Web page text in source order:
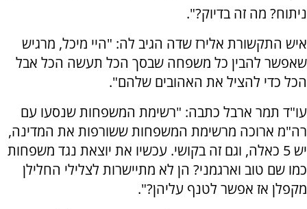
ניתוח? מה זה בדיוק?".
איש התקשורת אלירז שדה הגיב לה: "היי מיכל, מרגיש
שאפשר להבין כל משפחה שבסך הכל תעשה הכל אבל
הכל כדי להציל את האהובים שלהם".
עו"ד תמר ארבל כתבה: "רשימת המשפחות שנסעו עם
רה"מ ארוכה מרשימת המשפחות ששורפות את המדינה,
יש 5 כאלה, וגם זה בקושי. עכשיו את יוצאת נגד משפחות
כמו שם טוב וארגמני? הן לא מתיישרות לצלילי החלילן
מקפלן אז אפשר לטנף עליהן?".